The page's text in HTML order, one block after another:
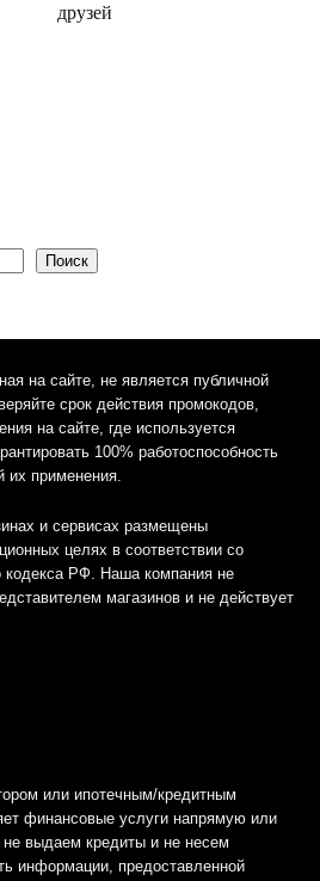
друзей
Поиск
на сайте, не является публичной
срок действия промокодов,
на сайте, где используется
100% работоспособность
их применения.
и сервисах размещены
целях в соответствии со
кодекса РФ. Наша компания не
магазинов и не действует
или ипотечным/кредитным
финансовые услуги напрямую или
выдаем кредиты и не несем
информации, предоставленной